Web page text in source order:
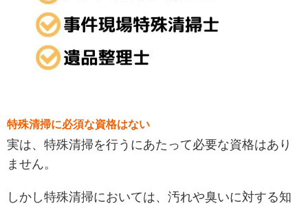
特殊清掃に必須な資格はない
実は、特殊清掃を行うにあたって必要な資格はあり
ません。
しかし特殊清掃においては、汚れや臭いに対する知